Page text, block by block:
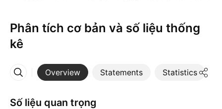
Phân tích cơ bản và số liệu thống
kê
Overview Statements Statistics
More
Số liệu quan trọng